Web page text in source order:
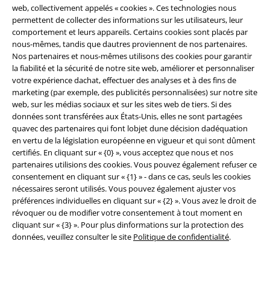
web, collectivement appelés « cookies ». Ces technologies nous
permettent de collecter des informations sur les utilisateurs, leur
comportement et leurs appareils. Certains cookies sont placés par
nous-mêmes, tandis que dautres proviennent de nos partenaires.
Nos partenaires et nous-mêmes utilisons des cookies pour garantir
la fiabilité et la sécurité de notre site web, améliorer et personnaliser
votre expérience dachat, effectuer des analyses et à des fins de
marketing (par exemple, des publicités personnalisées) sur notre site
web, sur les médias sociaux et sur les sites web de tiers. Si des
données sont transférées aux États-Unis, elles ne sont partagées
quavec des partenaires qui font lobjet dune décision dadéquation
en vertu de la législation européenne en vigueur et qui sont dûment
certifiés. En cliquant sur « {0} », vous acceptez que nous et nos
partenaires utilisions des cookies. Vous pouvez également refuser ce
consentement en cliquant sur « {1} » - dans ce cas, seuls les cookies
nécessaires seront utilisés. Vous pouvez également ajuster vos
préférences individuelles en cliquant sur « {2} ». Vous avez le droit de
révoquer ou de modifier votre consentement à tout moment en
cliquant sur « {3} ». Pour plus dinformations sur la protection des
données, veuillez consulter le site Politique de confidentialité.
Réseau d'Affiliation
Durabilité
Communauté